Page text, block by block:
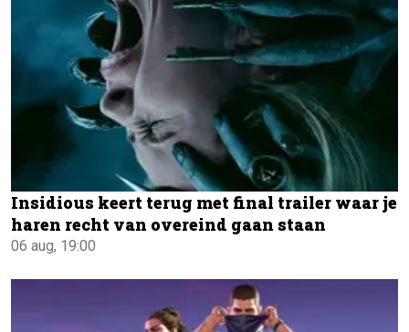
Insidious keert terug met final trailer waar je
haren recht van overeind gaan staan
06 aug, 19:00